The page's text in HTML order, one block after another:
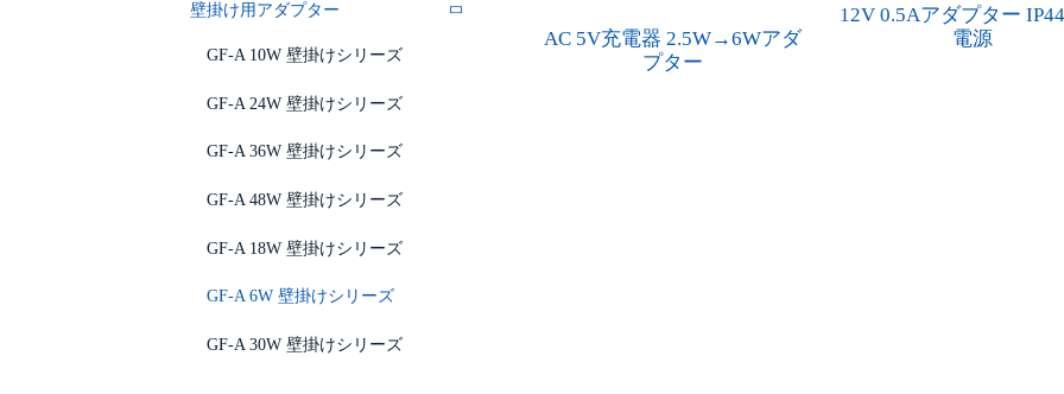
壁掛け用アダプター
GF-A 10W 壁掛けシリーズ
GF-A 24W 壁掛けシリーズ
GF-A 36W 壁掛けシリーズ
GF-A 48W 壁掛けシリーズ
GF-A 18W 壁掛けシリーズ
GF-A 6W 壁掛けシリーズ
GF-A 30W 壁掛けシリーズ
AC 5V充電器 2.5W→6Wアダ
プター
12V 0.5Aアダプター
電源